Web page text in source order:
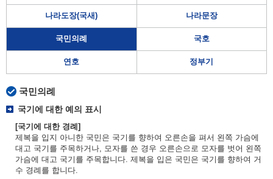
나라도장(국새) 나라문장
국민의례 국호
연호 정부기
국민의례
국기에 대한 예의 표시
[국기에 대한 경례]
제복을 입지 아니한 국민은 국기를 향하여 오른손을 펴서 왼쪽 가슴에
대고 국기를 주목하거나, 모자를 쓴 경우 오른손으로 모자를 벗어 왼쪽
가슴에 대고 국기를 주목합니다. 제복을 입은 국민은 국기를 향하여 거
수 경례를 합니다.